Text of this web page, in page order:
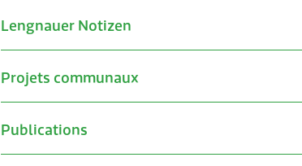
Lengnauer Notizen
Projets communaux
Publications